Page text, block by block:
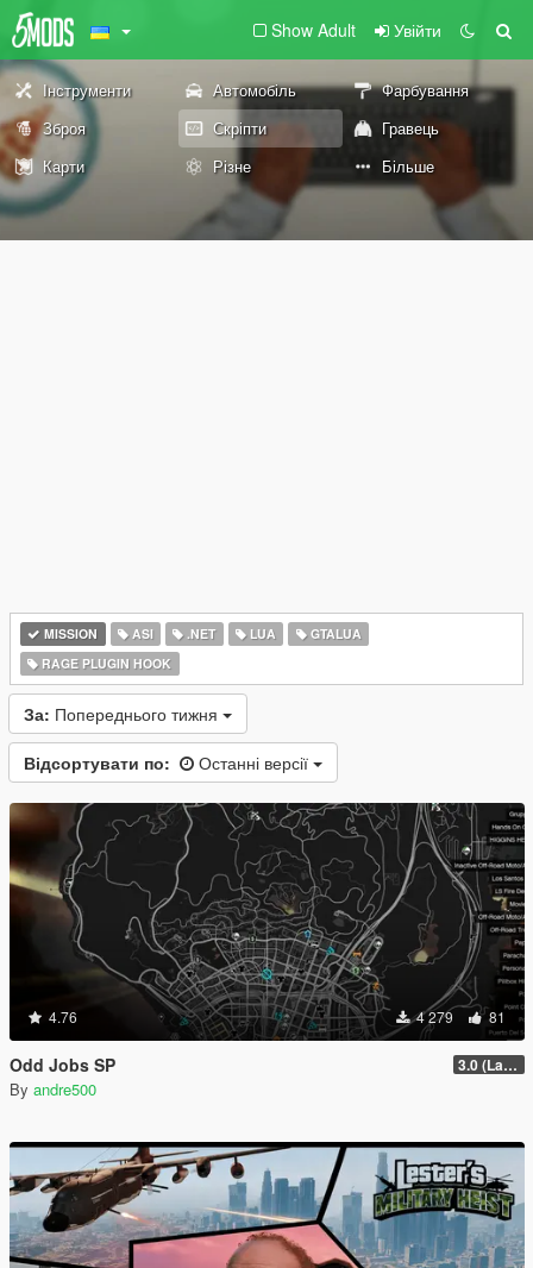
Show Adult Увійти
Інструменти Автомобіль
Фарбування
Зброя
Скріпти
Гравець
Карти
Різне Більше
MISSION ASI .NET LUA
GTALUA
RAGE PLUGIN HOOK
За: Попереднього тижня
Відсортувати по: Останні версії
4.76 4 279 81
Odd Jobs SP 3.0 (Latest Jobs Update)
By andre500